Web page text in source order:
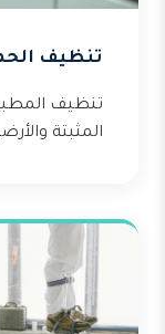
تنظيف
تنظيف المطبخ
المثبتة